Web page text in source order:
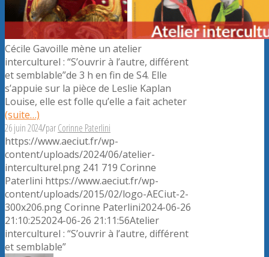
Cécile Gavoille mène un atelier
interculturel : “S’ouvrir à l’autre, différent
et semblable”de 3 h en fin de S4. Elle
s’appuie sur la pièce de Leslie Kaplan
Louise, elle est folle qu’elle a fait acheter
(suite…)
26 juin 2024/parCorinne Paterlini
https://www.aeciut.fr/wp-
content/uploads/2024/06/atelier-
interculturel.png 241 719 Corinne
Paterlini https://www.aeciut.fr/wp-
content/uploads/2015/02/logo-AECiut-2-
300x206.pngCorinne Paterlini2024-06-26
21:10:252024-06-26 21:11:56Atelier
interculturel : “S’ouvrir à l’autre, différent
et semblable”